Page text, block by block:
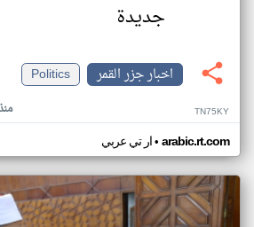
جديدة
اخبار جزر القمر
Politics
TN75KY
ار تي عربي• arabic.rt.com